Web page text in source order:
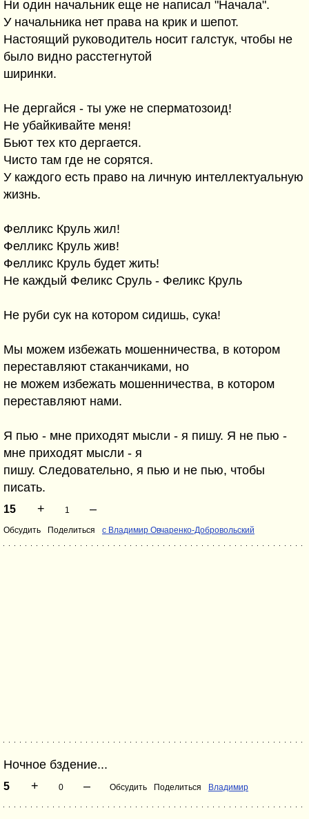
Ни один начальник еще не написал "Начала".
У начальника нет права на крик и шепот.
Настоящий руководитель носит галстук, чтобы не
было видно расстегнутой
ширинки.
Не дергайся - ты уже не сперматозоид!
Не убайкивайте меня!
Бьют тех кто дергается.
Чисто там где не сорятся.
У каждого есть право на личную интеллектуальную
жизнь.
Фелликс Круль жил!
Фелликс Круль жив!
Фелликс Круль будет жить!
Не каждый Феликс Сруль - Феликс Круль
Не руби сук на котором сидишь, сука!
Мы можем избежать мошенничества, в котором
переставляют стаканчиками, но
не можем избежать мошенничества, в котором
переставляют нами.
Я пью - мне приходят мысли - я пишу. Я не пью -
мне приходят мысли - я
пишу. Следовательно, я пью и не пью, чтобы
писать.
15 + 1 –
Обсудить Поделиться с Владимир Овчаренко-Добровольский
Ночное бздение...
5 + 0 – Обсудить Поделиться Владимир